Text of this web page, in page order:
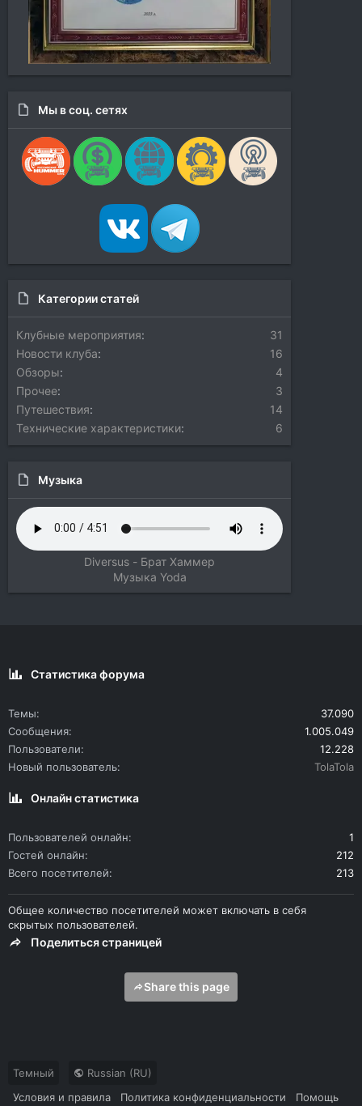
Мы в соц. сетях
Категории статей
Клубные мероприятия
31
Новости клуба
16
Обзоры
4
Прочее
3
Путешествия
14
Технические характеристики
6
Музыка
Diversus - Брат Хаммер
Музыка Yoda
Статистика форума
Темы
37.090
Сообщения
1.005.049
Пользователи
12.228
Новый пользователь
TolaTola
Онлайн статистика
Пользователей онлайн
1
Гостей онлайн
212
Всего посетителей
213
Общее количество посетителей может включать в себя
скрытых пользователей.
Поделиться страницей
Share this page
Темный
Russian (RU)
Условия и правила
Политика конфиденциальности Помощь